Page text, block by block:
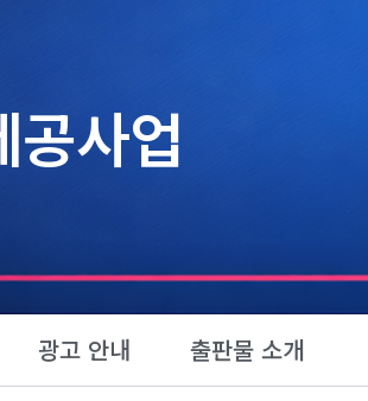
공사업
광고 안내 출판물 소개